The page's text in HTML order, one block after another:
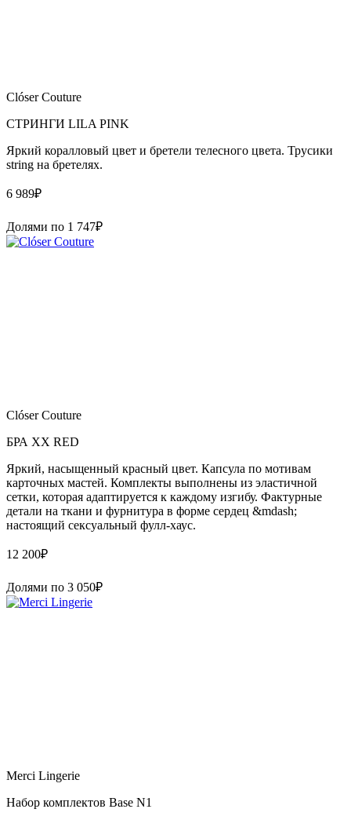
Clóser Couture
СТРИНГИ LILA PINK
Яркий коралловый цвет и бретели телесного цвета. Трусики
string на бретелях.
6 989₽
Долями по 1 747₽
Clóser Couture
БРА XX RED
Яркий, насыщенный красный цвет. Капсула по мотивам
карточных мастей. Комплекты выполнены из эластичной
сетки, которая адаптируется к каждому изгибу. Фактурные
детали на ткани и фурнитура в форме сердец &mdash;
настоящий сексуальный фулл-хаус.
12 200₽
Долями по 3 050₽
Merci Lingerie
Набор комплектов Base N1